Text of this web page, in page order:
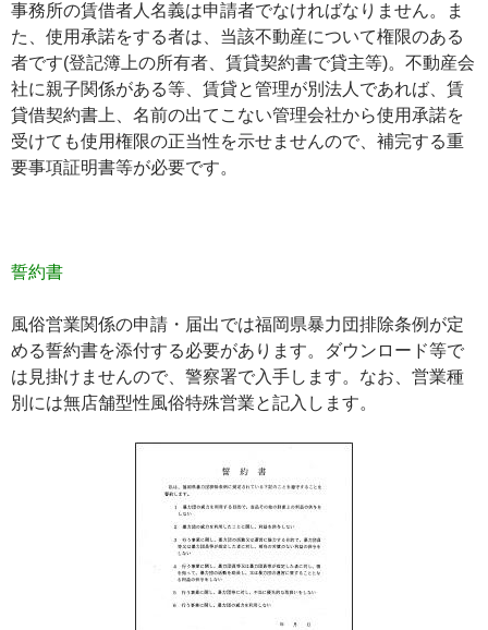
事務所の賃借者人名義は申請者でなければなりません。ま
た、使用承諾をする者は、当該不動産について権限のある
者です(登記簿上の所有者、賃貸契約書で貸主等)。不動産会
社に親子関係がある等、賃貸と管理が別法人であれば、 賃
貸借契約書上、名前の出てこない管理会社から使用承諾を
受けても使用権限の正当性を示せませんので、補完する重
要事項証明書等が必要です。
誓約書
風俗営業関係の申請・届出では福岡県暴力団排除条例が定
める誓約書を添付する必要があります。ダウンロード等で
は見掛けませんので、警察署で入手します。なお、営業種
別には無店舗型性風俗特殊営業と記入します。